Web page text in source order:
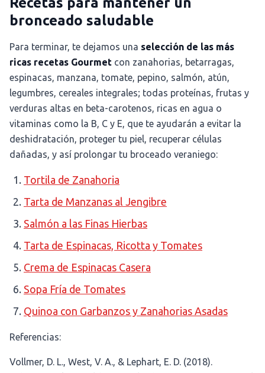
bronceado saludable
Para terminar, te dejamos una selección de las más
ricas recetas Gourmet con zanahorias, betarragas,
espinacas, manzana, tomate, pepino, salmón, atún,
legumbres, cereales integrales; todas proteínas, frutas y
verduras altas en beta-carotenos, ricas en agua o
vitaminas como la B, C y E, que te ayudarán a evitar la
deshidratación, proteger tu piel, recuperar células
dañadas, y así prolongar tu broceado veraniego:
Tortila de Zanahoria
Tarta de Manzanas al Jengibre
Salmón a las Finas Hierbas
Tarta de Espinacas, Ricotta y Tomates
Crema de Espinacas Casera
Sopa Fría de Tomates
Quinoa con Garbanzos y Zanahorias Asadas
Referencias:
Vollmer, D. L., West, V. A., & Lephart, E. D. (2018).